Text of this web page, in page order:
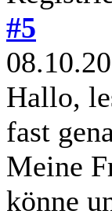
#5
Hallo,
fast
Meine
könne